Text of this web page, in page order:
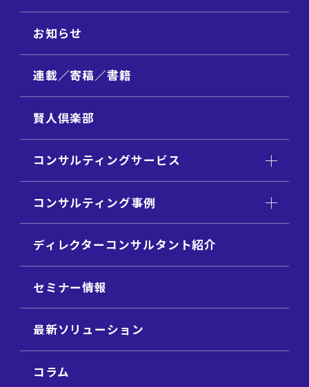
お知らせ
連載／寄稿／書籍
賢人倶楽部
コンサルティングサービス
コンサルティング事例
ディレクターコンサルタント紹介
セミナー情報
最新ソリューション
コラム